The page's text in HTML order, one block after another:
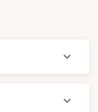
expand_more
expand_more